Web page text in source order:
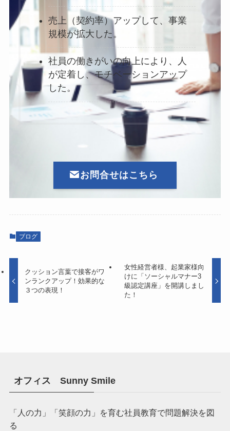
売上（契約率）アップして、事業
規模が拡大した。
社員の働きがいの向上により、人
が定着し、モチベーションアップ
した。
お問合せはこちら
ブログ
クッション言葉で接客がワ
ンランクアップ！効果的な
３つの表現！
女性経営者様、起業家様向
けに「ソーシャルマナー3
級認定講座」を開講しまし
た！
オフィス Sunny Smile
「人の力」「笑顔の力」を育む社員教育で問題解決を図
る